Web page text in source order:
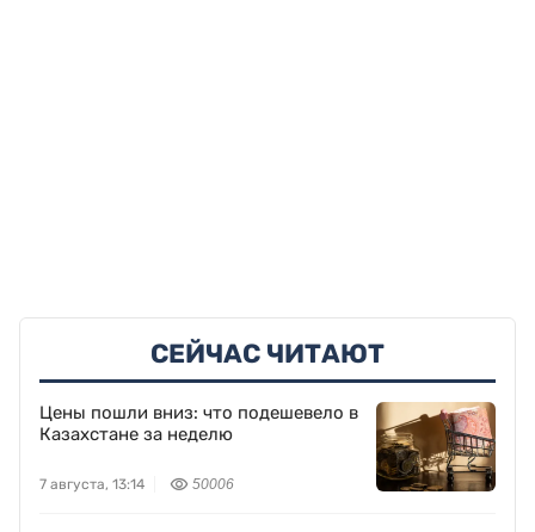
СЕЙЧАС ЧИТАЮТ
Цены пошли вниз: что подешевело в
Казахстане за неделю
7 августа, 13:14 50006